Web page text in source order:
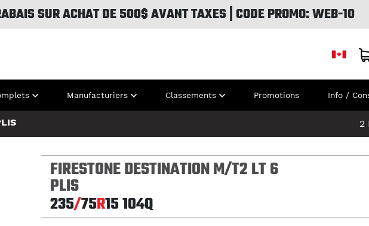
SUR ACHAT DE 500$ AVANT TAXES | CODE PROMO: WEB-10
Manufacturiers Classements Promotions Info /
2
FIRESTONE DESTINATION M/T2 LT 6
PLIS
235/75R15104Q